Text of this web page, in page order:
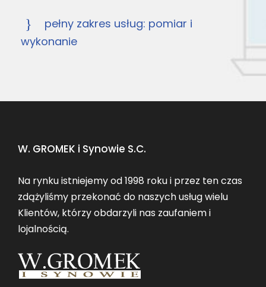
pełny zakres usług: pomiar i
wykonanie
W. GROMEK i Synowie S.C.
Na rynku istniejemy od 1998 roku i przez ten czas
zdążyliśmy przekonać do naszych usług wielu
Klientów, którzy obdarzyli nas zaufaniem i
lojalnością.